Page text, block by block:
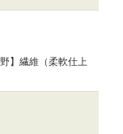
】繊維（柔軟仕上